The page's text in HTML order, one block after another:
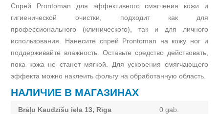
Спрей Prontoman для эффективного смягчения кожи и
гигиенической очистки, подходит как для
профессионального (клинического), так и для личного
использования. Нанесите спрей Prontoman на кожу ног и
поддерживайте влажность. Оставьте средство действовать,
пока кожа не станет мягкой. Для ускорения смягчающего
эффекта можно наклеить фольгу на обработанную область.
НАЛИЧИЕ В МАГАЗИНАХ
Brāļu Kaudzīšu iela 13, Rīga 0 gab.